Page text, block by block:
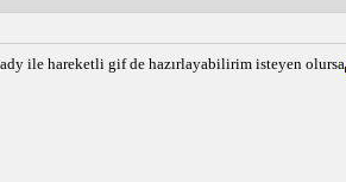
ile hareketli gif de hazırlayabilirim isteyen olursa